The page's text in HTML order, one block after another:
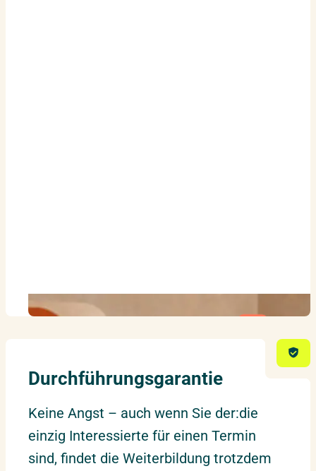
★ ZERTIFIKAT ★
(BI) – kompakt
Durchführungsgarantie
Keine Angst – auch wenn Sie der:die
einzig Interessierte für einen Termin
sind, findet die Weiterbildung trotzdem